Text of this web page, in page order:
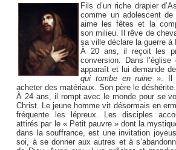
Fils d’un riche drapier
comme un adolescent
aime les fêtes et la
son milieu. Il rêve de
sa ville déclare la guerre à
À 20 ans, il reçoit les
conversion. Dans
apparaît et lui demande
qui tombe en ruine » .
acheter des matériaux. Son père le déshérite.
À 24 ans, il rompt avec le monde pour se
Christ. Le jeune homme vit désormais en
fréquente les lépreux. Les disciples
attirés par le « Petit pauvre » dont la
dans la souffrance, est une invitation
soi, à se donner aux autres et à